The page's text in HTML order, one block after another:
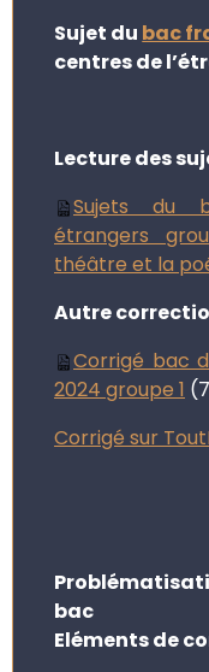
Sujet du bac
centres de
Lecture des
Sujets du
étrangers
théâtre et la
Autre
Corrigé bac
2024 groupe 1
Corrigé sur
bac
Eléments de